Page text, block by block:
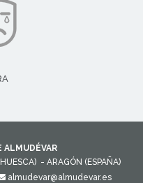
ALMUDÉVAR
- ARAGÓN (ESPAÑA)
almudevar@almudevar.es